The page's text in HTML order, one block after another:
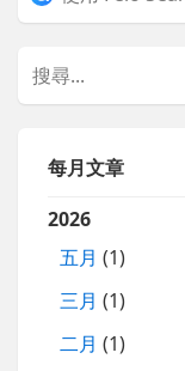
每月文章
2026
五月 (1)
三月 (1)
二月 (1)